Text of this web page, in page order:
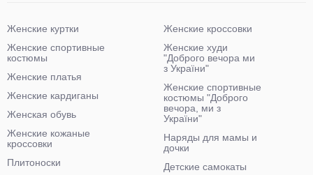
Женские куртки
Женские спортивные
костюмы
Женские платья
Женские кардиганы
Женская обувь
Женские кожаные
кроссовки
Плитоноски
Женские кроссовки
Женские худи
"Доброго вечора ми
з України"
Женские спортивные
костюмы "Доброго
вечора, ми з
України"
Наряды для мамы и
дочки
Детские самокаты